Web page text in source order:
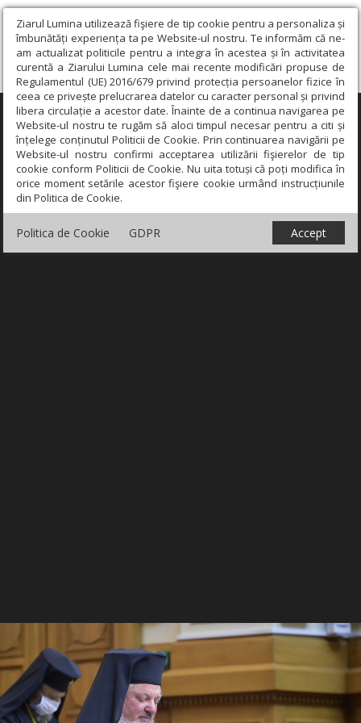
Ziarul Lumina utilizează fişiere de tip cookie pentru a personaliza și
îmbunătăți experiența ta pe Website-ul nostru. Te informăm că ne-
am actualizat politicile pentru a integra în acestea și în activitatea
curentă a Ziarului Lumina cele mai recente modificări propuse de
Regulamentul (UE) 2016/679 privind protecția persoanelor fizice în
ceea ce privește prelucrarea datelor cu caracter personal și privind
libera circulație a acestor date. Înainte de a continua navigarea pe
Website-ul nostru te rugăm să aloci timpul necesar pentru a citi și
înțelege conținutul Politicii de Cookie. Prin continuarea navigării pe
Website-ul nostru confirmi acceptarea utilizării fişierelor de tip
cookie conform Politicii de Cookie. Nu uita totuși că poți modifica în
orice moment setările acestor fişiere cookie urmând instrucțiunile
din Politica de Cookie.
Politica de Cookie GDPR Accept
×